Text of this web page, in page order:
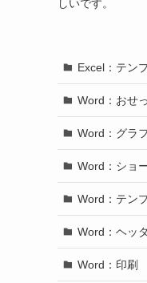
しいです。
Excel：テン
Word：おせ
Word：グラ
Word：ショ
Word：テン
Word：ヘッ
Word：印刷